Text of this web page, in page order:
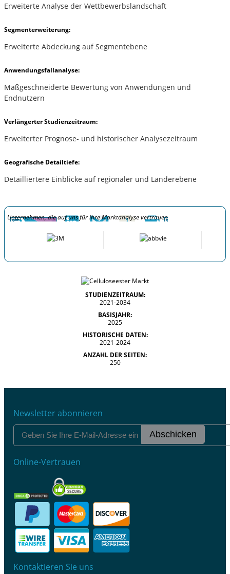
Erweiterte Analyse der Wettbewerbslandschaft
Segmenterweiterung:
Erweiterte Abdeckung auf Segmentebene
Anwendungsfallanalyse:
Maßgeschneiderte Bewertung von Anwendungen und
Endnutzern
Verlängerter Studienzeitraum:
Erweiterter Prognose- und historischer Analysezeitraum
Geografische Detailtiefe:
Detailliertere Einblicke auf regionaler und Länderebene
Unternehmen, die auf uns für ihre Marktanalyse vertrauen
STUDIENZEITRAUM:
2021-2034
BASISJAHR:
2025
HISTORISCHE DATEN:
2021-2024
ANZAHL DER SEITEN:
250
Newsletter abonnieren
Abschicken
Online-Vertrauen
Kontaktieren Sie uns